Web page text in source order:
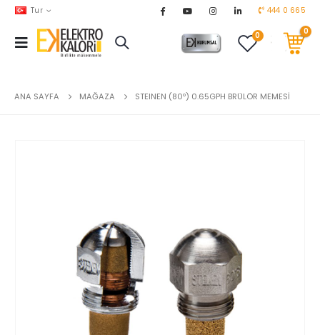
Tur 444 0 665
0 0
AKARYAKIT chevron_right
TEKNİK MALZEMELER
YERDEN ISITMA chevron_right
chevron_right
ANA SAYFA MAĞAZA STEINEN (80º) 0.65GPH BRÜLÖR MEMESİ